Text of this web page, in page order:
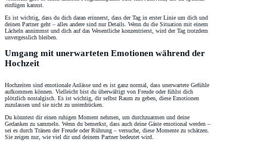
einfügen kannst.
Es ist wichtig, dass du dich daran erinnerst, dass der Tag in erster Linie um dich und
deinen Partner geht – alles andere sind nur Details. Wenn du die Situation mit einem
Lächeln annimmst und dich auf das Wesentliche konzentrierst, wird der Tag trotzdem
unvergesslich bleiben.
Umgang mit unerwarteten Emotionen während der
Hochzeit
Hochzeiten sind emotionale Anlässe und es ist ganz normal, dass unerwartete Gefühle
aufkommen können. Vielleicht bist du überwältigt von Freude oder fühlst dich
plötzlich nostalgisch. Es ist wichtig, dir selbst Raum zu geben, diese Emotionen
zuzulassen und sie nicht zu unterdrücken.
Du könntest dir einen ruhigen Moment nehmen, um durchzuatmen und deine
Gedanken zu sammeln. Wenn du bemerkst, dass auch deine Gäste emotional werden –
sei es durch Tränen der Freude oder Rührung – versuche, diese Momente zu schätzen.
Sie zeigen nur, wie viel dir und deinem Partner bedeutet wird.